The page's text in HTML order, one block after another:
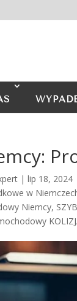
|lip 18, 2024
w
Niemcy,